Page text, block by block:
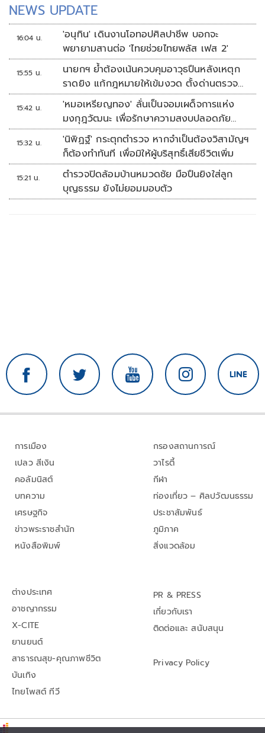
NEWS UPDATE
16:04 น.
'อนุทิน' เดินงานโอทอปศิลปาชีพ บอกจะ
พยายามสานต่อ 'ไทยช่วยไทยพลัส เฟส 2'
15:55 น.
นายกฯ ย้ำต้องเน้นควบคุมอาวุธปืนหลังเหตุก
ราดยิง แก้กฎหมายให้เข้มงวด ตั้งด่านตรวจ
เพิ่ม
15:42 น.
'หมอเหรียญทอง' ลั่นเป็นจอมเผด็จการแห่ง
มงกุฎวัฒนะ เพื่อรักษาความสงบปลอดภัย
ภายในรพ.
15:32 น.
'นิพิฏฐ์' กระตุกตำรวจ หากจำเป็นต้องวิสามัญฯ
ก็ต้องทำทันที เพื่อมิให้ผู้บริสุทธิ์เสียชีวิตเพิ่ม
15:21 น.
ตำรวจปิดล้อมบ้านหมวดชัย มือปืนยิงใส่ลูก
บุญธรรม ยังไม่ยอมมอบตัว
การเมือง
เปลว สีเงิน
คอลัมนิสต์
บทความ
เศรษฐกิจ
ข่าวพระราชสำนัก
หนังสือพิมพ์
กรองสถานการณ์
วาไรตี้
กีฬา
ท่องเที่ยว – ศิลปวัฒนธรรม
ประชาสัมพันธ์
ภูมิภาค
สิ่งแวดล้อม
ต่างประเทศ
อาชญากรรม
X-CITE
ยานยนต์
สาธารณสุข-คุณภาพชีวิต
บันเทิง
ไทยโพสต์ ทีวี
PR & PRESS
เกี่ยวกับเรา
ติดต่อและ สนับสนุน
Privacy Policy